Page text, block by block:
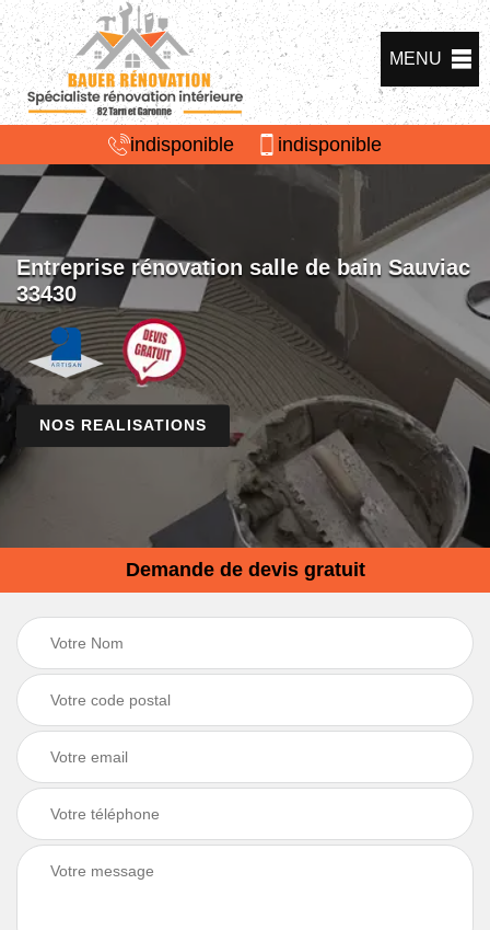
MENU
indisponible indisponible
Entreprise rénovation salle de bain Sauviac
33430
NOS REALISATIONS
Demande de devis gratuit